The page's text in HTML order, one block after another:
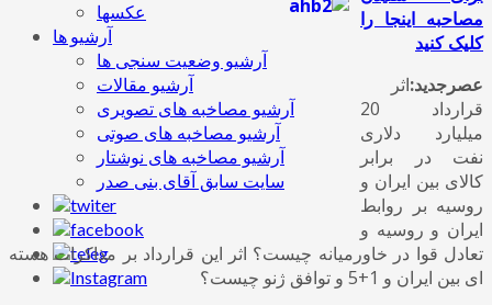
عکسها
آرشیو ها
آرشیو وضعیت سنجی ها
آرشیو مقالات
آرشیو مصاخبه های تصویری
آرشیو مصاخبه های صوتی
آرشیو مصاخبه های نوشتار
سایت سابق آقای بنی صدر
مصاحبه اینجا را
کلیک کنید
عصرجدید:اثر
قرارداد 20
میلیارد دلاری
نفت در برابر
کالای بین ایران و
روسیه بر روابط
ایران و روسیه و
تعادل قوا در خاورمیانه چیست؟ اثر این قرارداد بر مذاکرات هسته
ای بین ایران و 1+5 و توافق ژنو چیست؟